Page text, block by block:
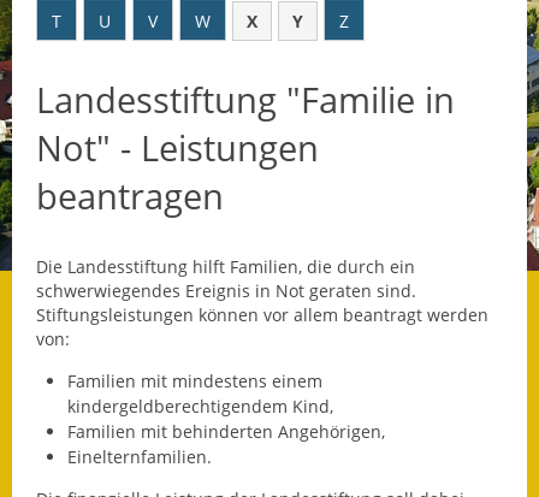
Datenschutz
Datenschutz im
Steueramt
Gebärdensprache
Was die Alten noch
Wagner-Werkstatt
Informationsbroschüre
Lärmaktionsplan
T
U V W X Y Z
Landesstiftung "Familie in
Not" - Leistungen
beantragen
Die Landesstiftung hilft Familien, die durch ein
schwerwiegendes Ereignis in Not geraten sind.
Stiftungsleistungen können vor allem beantragt werden
von:
Familien mit mindestens einem
kindergeldberechtigendem Kind,
Familien mit behinderten Angehörigen,
Einelternfamilien.